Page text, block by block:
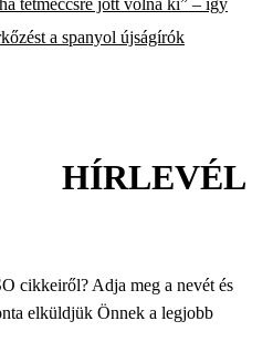
tétmeccsre jött volna ki” – így
a spanyol újságírók
HÍRLEVÉL
cikkeiről? Adja meg a nevét és
elküldjük Önnek a legjobb